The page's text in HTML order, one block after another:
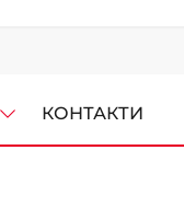
КОНТАКТИ